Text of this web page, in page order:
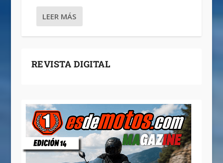
LEER MÁS
REVISTA DIGITAL